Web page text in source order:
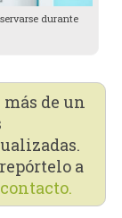
durante
de un
a